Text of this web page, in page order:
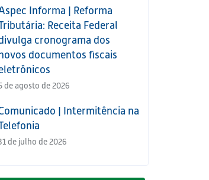
Informa | Reforma
Receita Federal
cronograma dos
documentos fiscais
de agosto de 2026
| Intermitência na
de julho de 2026